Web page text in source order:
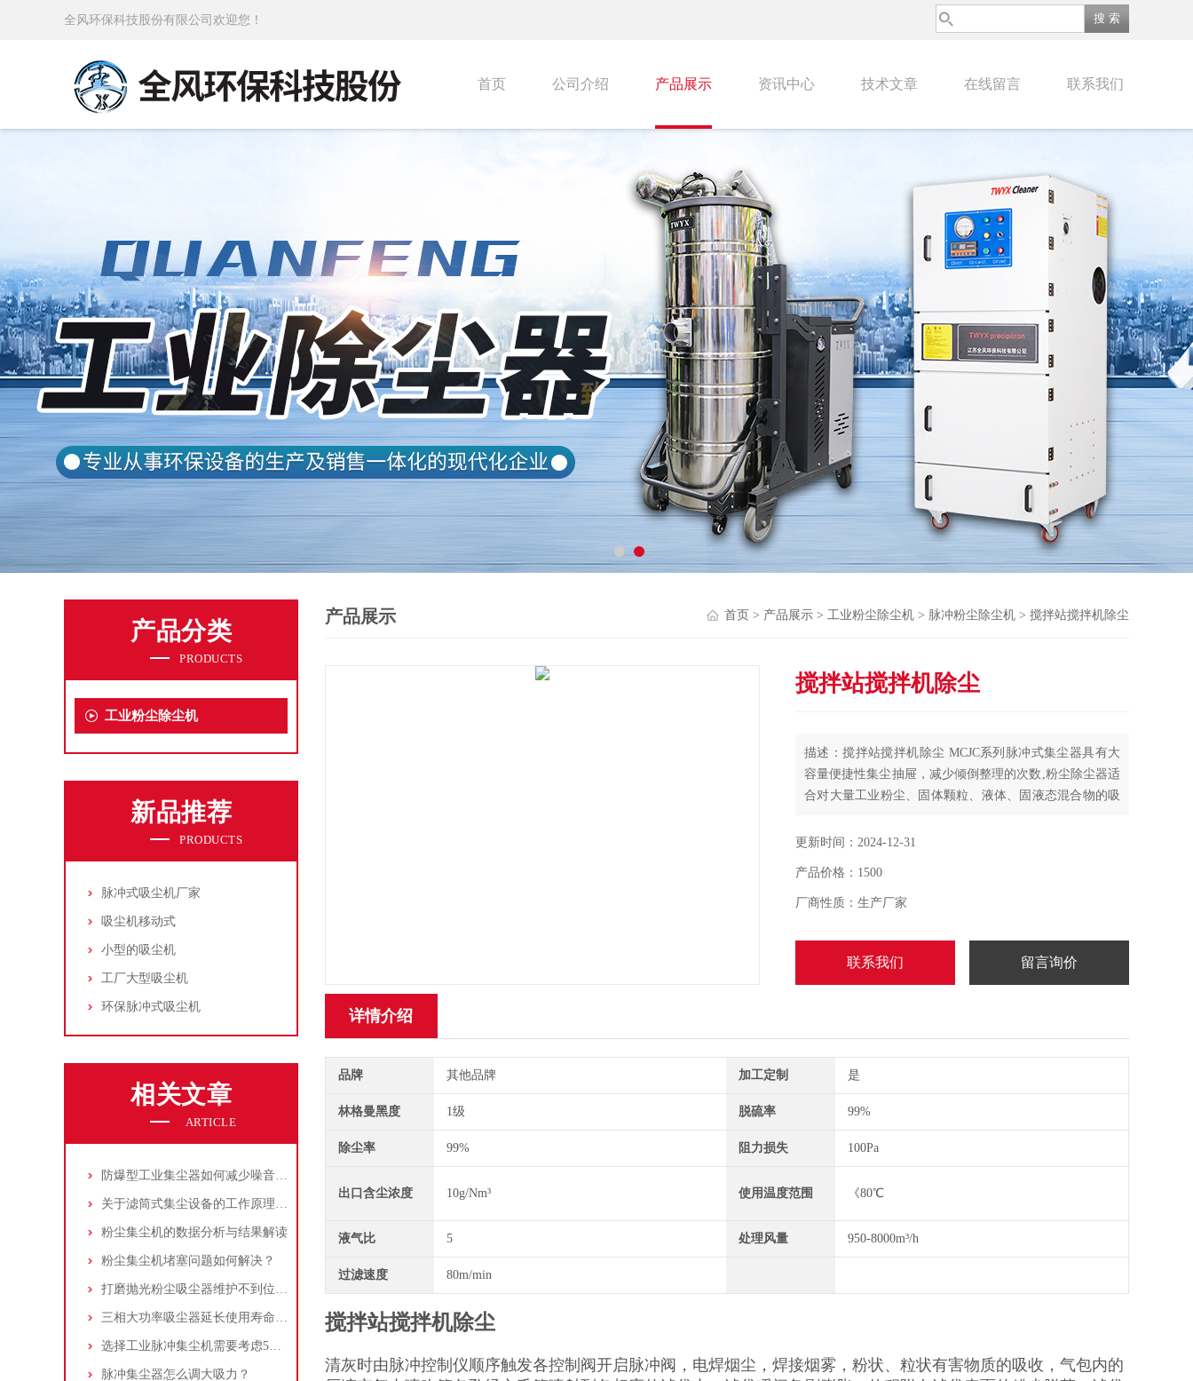
全风环保科技股份有限公司欢迎您！
首页 公司介绍 产品展示 资讯中心 技术文章 在线留言 联系我们
产品分类
PRODUCTS
工业粉尘除尘机
新品推荐
PRODUCTS
脉冲式吸尘机厂家
吸尘机移动式
小型的吸尘机
工厂大型吸尘机
环保脉冲式吸尘机
相关文章
ARTICLE
防爆型工业集尘器如何减少噪音?三个方法轻松解决
关于滤筒式集尘设备的工作原理及特点说明
粉尘集尘机的数据分析与结果解读
粉尘集尘机堵塞问题如何解决？
打磨抛光粉尘吸尘器维护不到位，那是你没有注意这些而已！
三相大功率吸尘器延长使用寿命的建议
选择工业脉冲集尘机需要考虑5大因素,你都了解吗?
脉冲集尘器怎么调大吸力？
产品展示 首页 > 产品展示 > 工业粉尘除尘机 > 脉冲粉尘除尘机 > 搅拌站搅拌机除尘
搅拌站搅拌机除尘
描述：搅拌站搅拌机除尘 MCJC系列脉冲式集尘器具有大
容量便捷性集尘抽屉，减少倾倒整理的次数,粉尘除尘器适
合对大量工业粉尘、固体颗粒、液体、固液态混合物的吸
更新时间：2024-12-31
产品价格：1500
厂商性质：生产厂家
联系我们 留言询价
详情介绍
品牌 其他品牌 加工定制 是
林格曼黑度 1级 脱硫率 99%
除尘率 99% 阻力损失 100Pa
出口含尘浓度 10g/Nm³ 使用温度范围 《80℃
液气比 5 处理风量 950-8000m³/h
过滤速度 80m/min
搅拌站搅拌机除尘
清灰时由脉冲控制仪顺序触发各控制阀开启脉冲阀，电焊烟尘，焊接烟雾，粉状、粒状有害物质的吸收，气包内的